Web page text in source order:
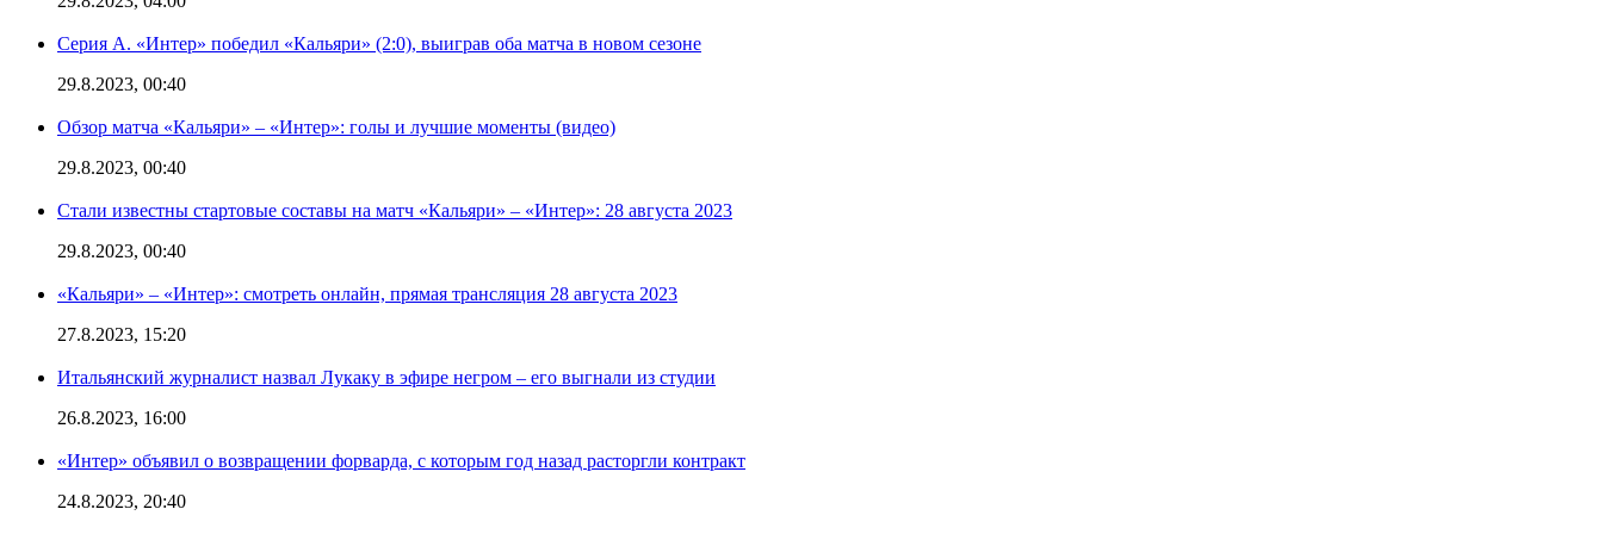
Серия А. «Интер» победил «Кальяри» (2:0), выиграв оба матча в новом сезоне
29.8.2023, 00:40
Обзор матча «Кальяри» – «Интер»: голы и лучшие моменты (видео)
29.8.2023, 00:40
Стали известны стартовые составы на матч «Кальяри» – «Интер»: 28 августа 2023
29.8.2023, 00:40
«Кальяри» – «Интер»: смотреть онлайн, прямая трансляция 28 августа 2023
27.8.2023, 15:20
Итальянский журналист назвал Лукаку в эфире негром – его выгнали из студии
26.8.2023, 16:00
«Интер» объявил о возвращении форварда, с которым год назад расторгли контракт
24.8.2023, 20:40